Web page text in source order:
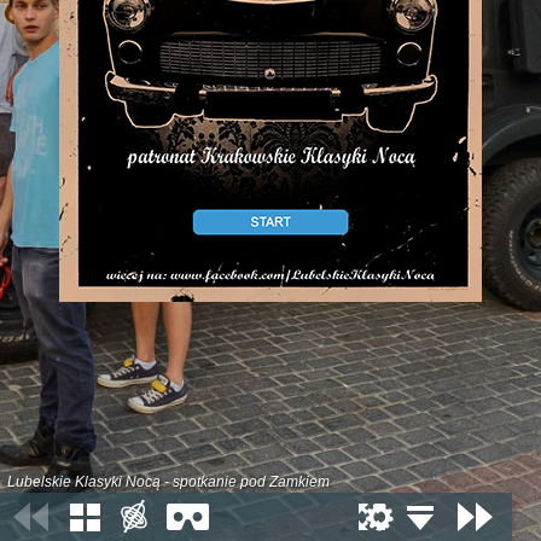
Lubelskie Klasyki Nocą - spotkanie pod Zamkiem